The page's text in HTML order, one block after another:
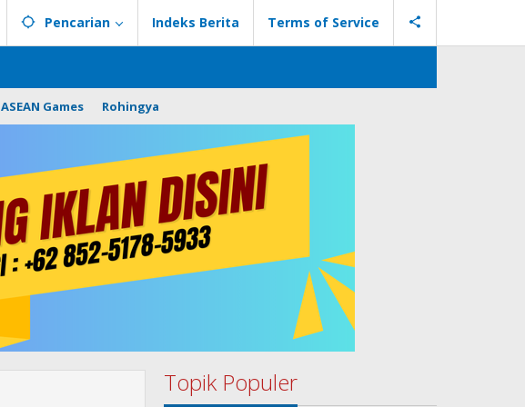
Pencarian Indeks Berita Terms of Service
ASEAN Games Rohingya
Topik Populer